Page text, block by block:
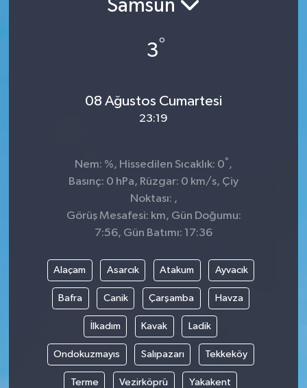
Samsun
3°
08 Ağustos Cumartesi
23:19
Nem: %, Hissedilen Sıcaklık: 0° ,
Basınç: 0 hPa, Rüzgar: 0 km/s, Çiy
Noktası: ,
Görüş Mesafesi: km, Gün Doğumu:
7:56, Gün Batımı: 17:36
Alaçam Asarcık Atakum Ayvacık
Bafra Canik Çarşamba Havza
İlkadım Kavak Ladik
Ondokuzmayıs Salıpazarı Tekkeköy
Terme Vezirköprü Yakakent